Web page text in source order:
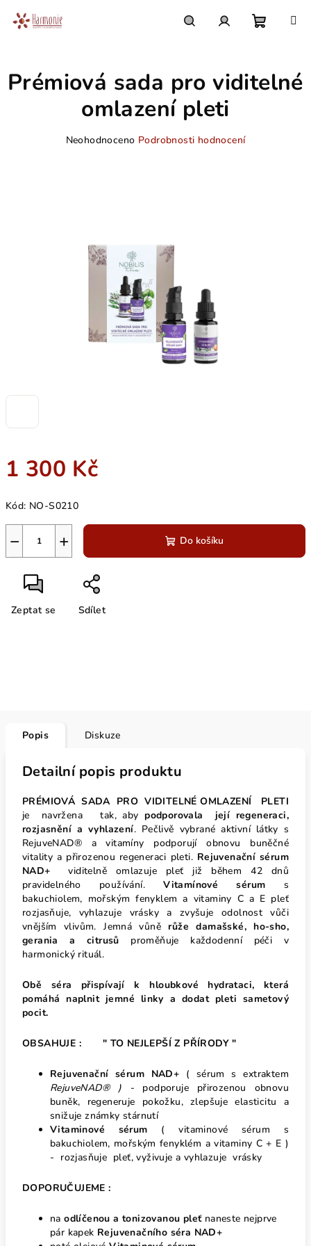
obsah
košík
1 300 Kč
cena:
Kód: NO-S0210
+
− Do košíku
Zeptat se Sdílet
Prémiová sada pro viditelné
omlazení pleti
Průměrné
Neohodnoceno Podrobnosti hodnocení
Popis Diskuze
Detailní popis produktu
PRÉMIOVÁ SADA PRO VIDITELNÉ OMLAZENÍ PLETI
je
navržena tak, aby podporovala její regeneraci,
rozjasnění a vyhlazení. Pečlivě vybrané aktivní látky s
RejuveNAD® a vitamíny podporují obnovu buněčné
vitality a přirozenou regeneraci pleti. Rejuvenační sérum
NAD+ viditelně omlazuje pleť již během 42 dnů
pravidelného používání.Vitamínové sérum s
bakuchiolem, mořským fenyklem a vitaminy C a E pleť
rozjasňuje, vyhlazuje vrásky a zvyšuje odolnost vůči
vnějším vlivům. Jemná vůně růže damašské, ho-sho,
gerania a citrusů proměňuje každodenní péči v
harmonický rituál.
Obě séra přispívají k hloubkové hydrataci, která
pomáhá naplnit jemné linky a dodat pleti sametový
pocit.
OBSAHUJE : " TO NEJLEPŠÍ Z PŘÍRODY "
Rejuvenační sérum NAD+ ( sérum s extraktem
RejuveNAD® ) - podporuje přirozenou obnovu
buněk,
regeneruje pokožku, zlepšuje elasticitu a
snižuje známky stárnutí
Vitaminové sérum ( vitaminové sérum s
bakuchiolem, mořským fenyklém a vitaminy C + E )
- rozjasňuje pleť, vyživuje a vyhlazuje vrásky
DOPORUČUJEME :
naodlíčenou a tonizovanou pleťnaneste nejprve
pár kapek Rejuvenačního séra NAD+